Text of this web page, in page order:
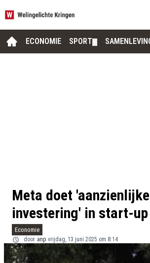
ECONOMIE SPORT
Meta doet 'aanzienlijke
investering' in start-
Economie
door anp vrijdag, 13 juni 2025 om 8:14